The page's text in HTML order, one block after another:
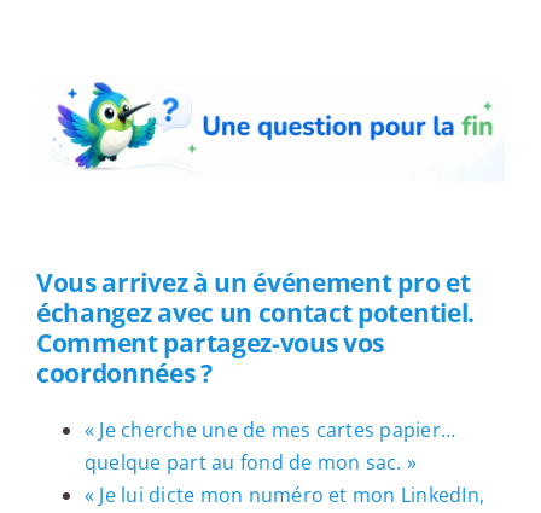
Vous arrivez à un événement pro et
échangez avec un contact potentiel.
Comment partagez-vous vos
coordonnées ?
« Je cherche une de mes cartes papier…
quelque part au fond de mon sac. »
« Je lui dicte mon numéro et mon LinkedIn,